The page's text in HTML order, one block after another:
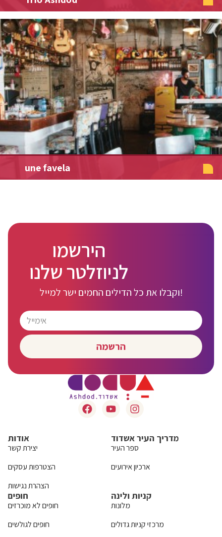
une favela
הירשמו
לניוזלטר שלנו
וקבלו את כל הדילים החמים ישר למייל!
הרשמה
אודות
יצירת קשר
הצטרפות עסקים
הצהרת נגישות
מדריך העיר אשדוד
ספר העיר
ארכיון אירועים
חופים
חופים לא מוכרזים
חופים לגולשים
קניות ולינה
מלונות
מרכזי קניות גדולים